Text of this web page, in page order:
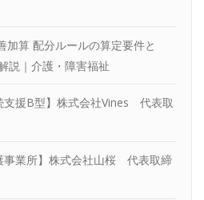
加算 配分ルールの算定要件と
説｜介護・障害福祉
支援B型】株式会社Vines 代表取
事業所】株式会社山桜 代表取締